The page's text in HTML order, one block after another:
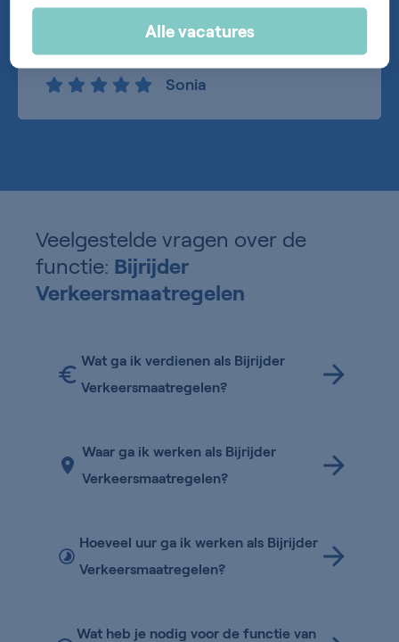
Alle vacatures
hebben mij goed geholpen en nu heb ik de
baan die wilde ik altijd hebben. Top mensen!"
Sonia
Veelgestelde vragen over de
functie: Bijrijder
Verkeersmaatregelen
Wat ga ik verdienen als Bijrijder
Verkeersmaatregelen?
Waar ga ik werken als Bijrijder
Verkeersmaatregelen?
Hoeveel uur ga ik werken als Bijrijder
Verkeersmaatregelen?
Wat heb je nodig voor de functie van